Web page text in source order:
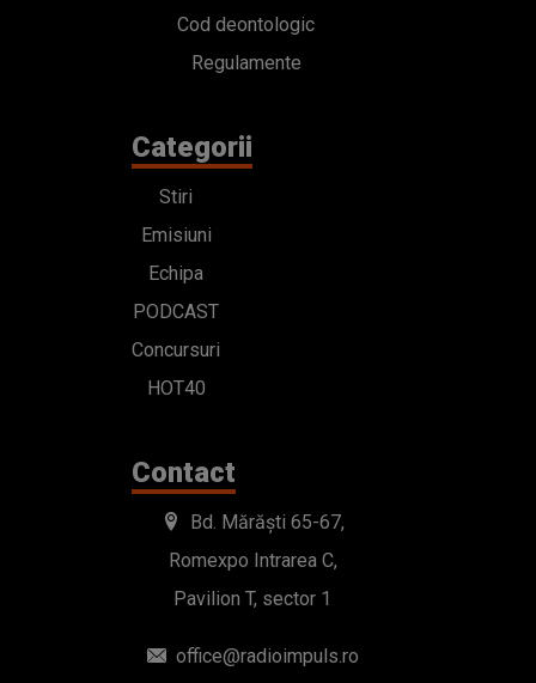
Cod deontologic
Regulamente
Categorii
Stiri
Emisiuni
Echipa
PODCAST
Concursuri
HOT40
Contact
Bd. Mărăști 65-67,
Romexpo Intrarea C,
Pavilion T, sector 1
office@radioimpuls.ro